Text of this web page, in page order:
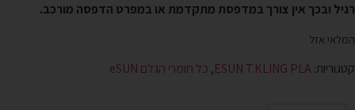
רגיל ובכך אין צורך במדפסת מתקדמת או במפרט הדפסה מורכב.
המלאי אזל
קטגוריות: ESUN T.KLING PLA
, כל חומרי הגלם eSUN